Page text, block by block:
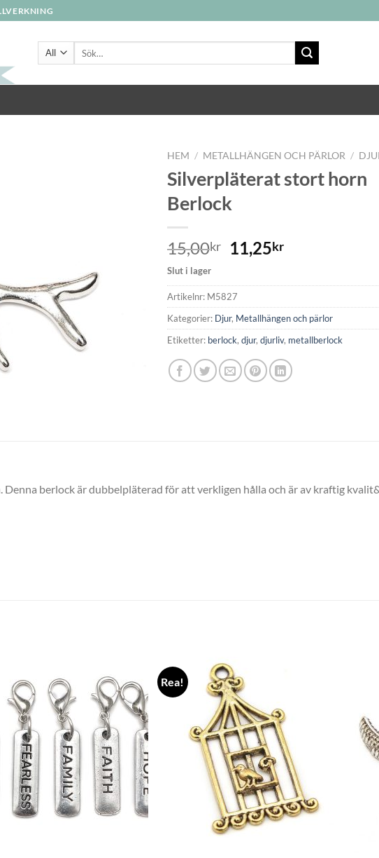
HEM / METALLHÄNGEN OCH PÄRLOR /
Silverpläterat stort horn
Berlock
15,00kr 11,25kr
Slut i lager
Artikelnr: M5827
Kategorier: Djur, Metallhängen och pärlor
Etiketter: berlock, djur, djurliv, metallberlock
berlock är dubbelpläterad för att verkligen hålla och är av kraftig
Lägg
till i
önskelistan
Rea!
önskelistan